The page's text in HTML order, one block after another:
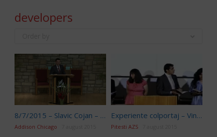
developers
8/7/2015 – Slavic Cojan – Vesnicia in Bratele Lui Dumnezeu
Addison Chicago
Experiente colportaj – Vineri seara
Pitesti AZS